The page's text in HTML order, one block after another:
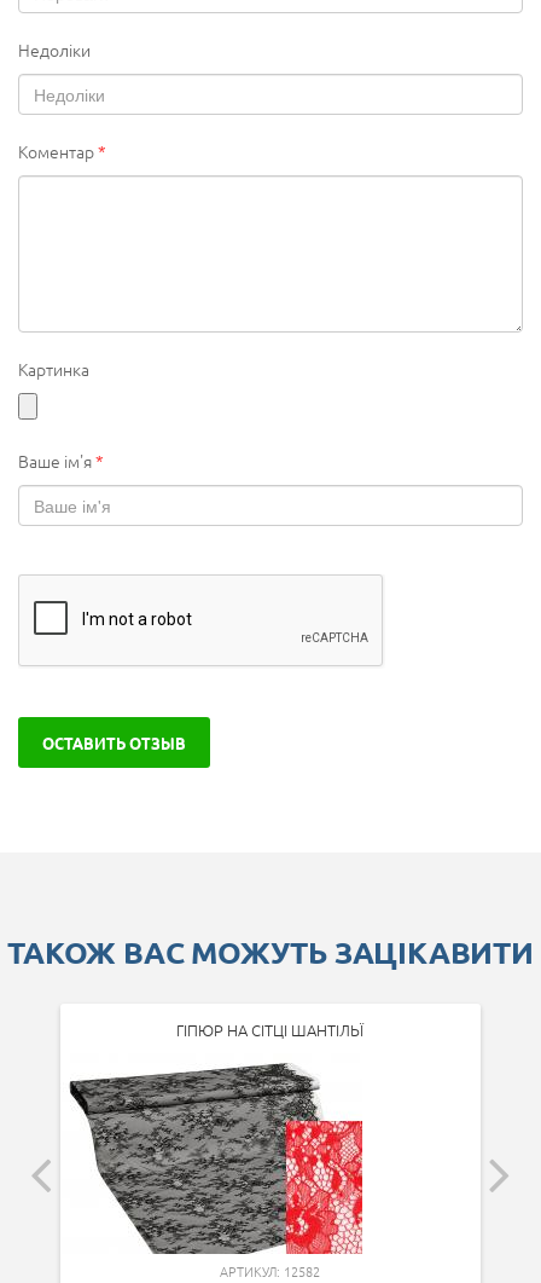
Недоліки
Коментар*
Картинка
Ваше ім'я*
ОСТАВИТЬ ОТЗЫВ
ТАКОЖ ВАС МОЖУТЬ ЗАЦІКАВИТИ
ГІПЮР НА СІТЦІ ШАНТІЛЬЇ
АРТИКУЛ: 12582